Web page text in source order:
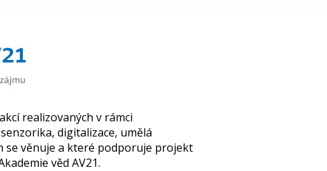
realizovaných v rámci
digitalizace, umělá
se věnuje a které podporuje projekt
věd AV21.